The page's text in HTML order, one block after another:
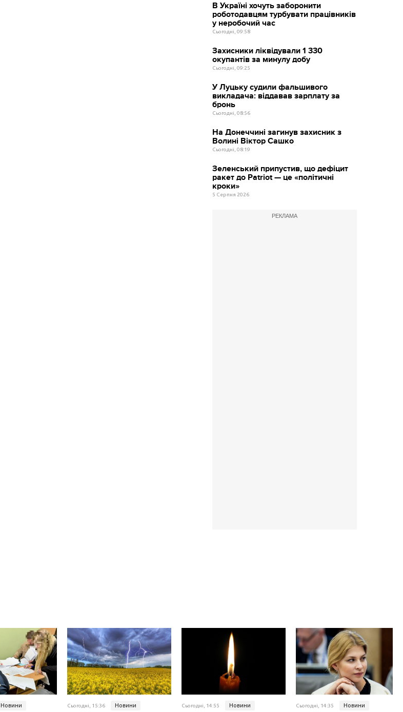
В Україні хочуть заборонити
роботодавцям турбувати працівників
у неробочий час
Сьогодні, 09:58
Захисники ліквідували 1 330
окупантів за минулу добу
Сьогодні, 09:25
У Луцьку судили фальшивого
викладача: віддавав зарплату за
бронь
Сьогодні, 08:56
На Донеччині загинув захисник з
Волині Віктор Сашко
Сьогодні, 08:19
Зеленський припустив, що дефіцит
ракет до Patriot — це «політичні
кроки»
5 Серпня 2026
РЕКЛАМА
Новини Сьогодні, 15:36 Новини Сьогодні, 14:55 Новини Сьогодні, 14:35 Новини